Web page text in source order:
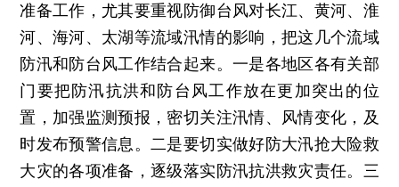
准备工作，尤其要重视防御台风对长江、黄河、淮
河、海河、太湖等流域汛情的影响，把这几个流域
防汛和防台风工作结合起来。一是各地区各有关部
门要把防汛抗洪和防台风工作放在更加突出的位
置，加强监测预报，密切关注汛情、风情变化，及
时发布预警信息。二是要切实做好防大汛抢大险救
大灾的各项准备，逐级落实防汛抗洪救灾责任。三